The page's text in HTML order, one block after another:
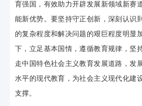
育强国，有效助力开辟发展新领域新赛
能新优势。要坚持守正创新，深刻认识
的复杂程度和解决问题的艰巨程度明显
下，立足基本国情，遵循教育规律，坚
走中国特色社会主义教育发展道路，发
水平的现代教育，为社会主义现代化建
支撑。